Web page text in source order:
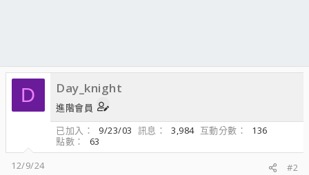
D Day_knight
進階會員
已加入
9/23/03 訊息 3,984 互動分數
136
點數
63
12/9/24
#2